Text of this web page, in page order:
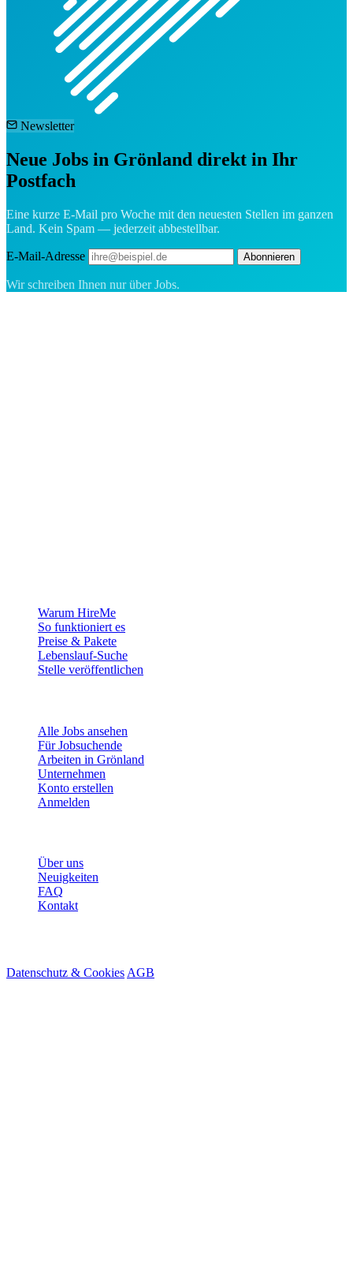
Newsletter
Neue Jobs in Grönland direkt in Ihr
Postfach
Eine kurze E-Mail pro Woche mit den neuesten Stellen im ganzen
Land. Kein Spam — jederzeit abbestellbar.
E-Mail-Adresse Abonnieren
Wir schreiben Ihnen nur über Jobs.
Warum HireMe
So funktioniert es
Preise & Pakete
Lebenslauf-Suche
Stelle veröffentlichen
Alle Jobs ansehen
Für Jobsuchende
Arbeiten in Grönland
Unternehmen
Konto erstellen
Anmelden
Über uns
Neuigkeiten
FAQ
Kontakt
Datenschutz & Cookies AGB